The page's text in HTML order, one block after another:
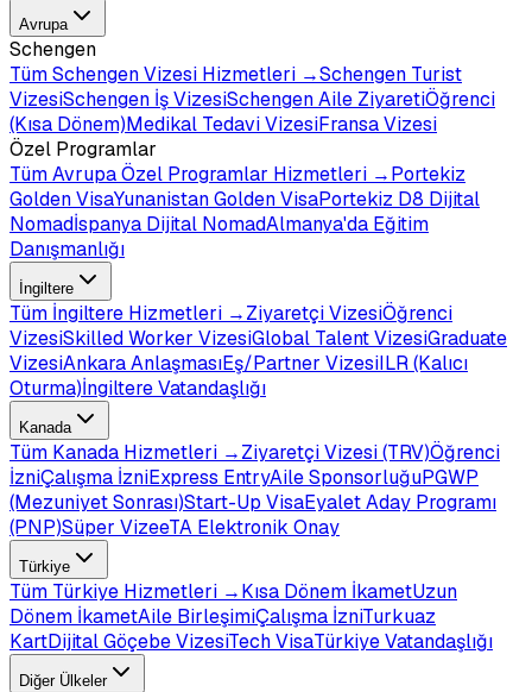
Avrupa
Schengen
TümSchengen Vizesi Hizmetleri →Schengen Turist
VizesiSchengen İş VizesiSchengen Aile ZiyaretiÖğrenci
(Kısa Dönem)Medikal Tedavi VizesiFransa Vizesi
Özel Programlar
TümAvrupa Özel Programlar Hizmetleri →Portekiz
Golden VisaYunanistan Golden VisaPortekiz D8 Dijital
Nomadİspanya Dijital NomadAlmanya'da Eğitim
Danışmanlığı
İngiltere
Tüm İngiltere Hizmetleri →Ziyaretçi VizesiÖğrenci
VizesiSkilled Worker VizesiGlobal Talent VizesiGraduate
VizesiAnkara AnlaşmasıEş/Partner VizesiILR (Kalıcı
Oturma)İngiltere Vatandaşlığı
Kanada
Tüm Kanada Hizmetleri →Ziyaretçi Vizesi (TRV)Öğrenci
İzniÇalışma İzniExpress EntryAile SponsorluğuPGWP
(Mezuniyet Sonrası)Start-Up VisaEyalet Aday Programı
(PNP)Süper VizeeTA Elektronik Onay
Türkiye
Tüm Türkiye Hizmetleri →Kısa Dönem İkametUzun
Dönem İkametAile BirleşimiÇalışma İzniTurkuaz
KartDijital Göçebe VizesiTech VisaTürkiye Vatandaşlığı
Diğer Ülkeler